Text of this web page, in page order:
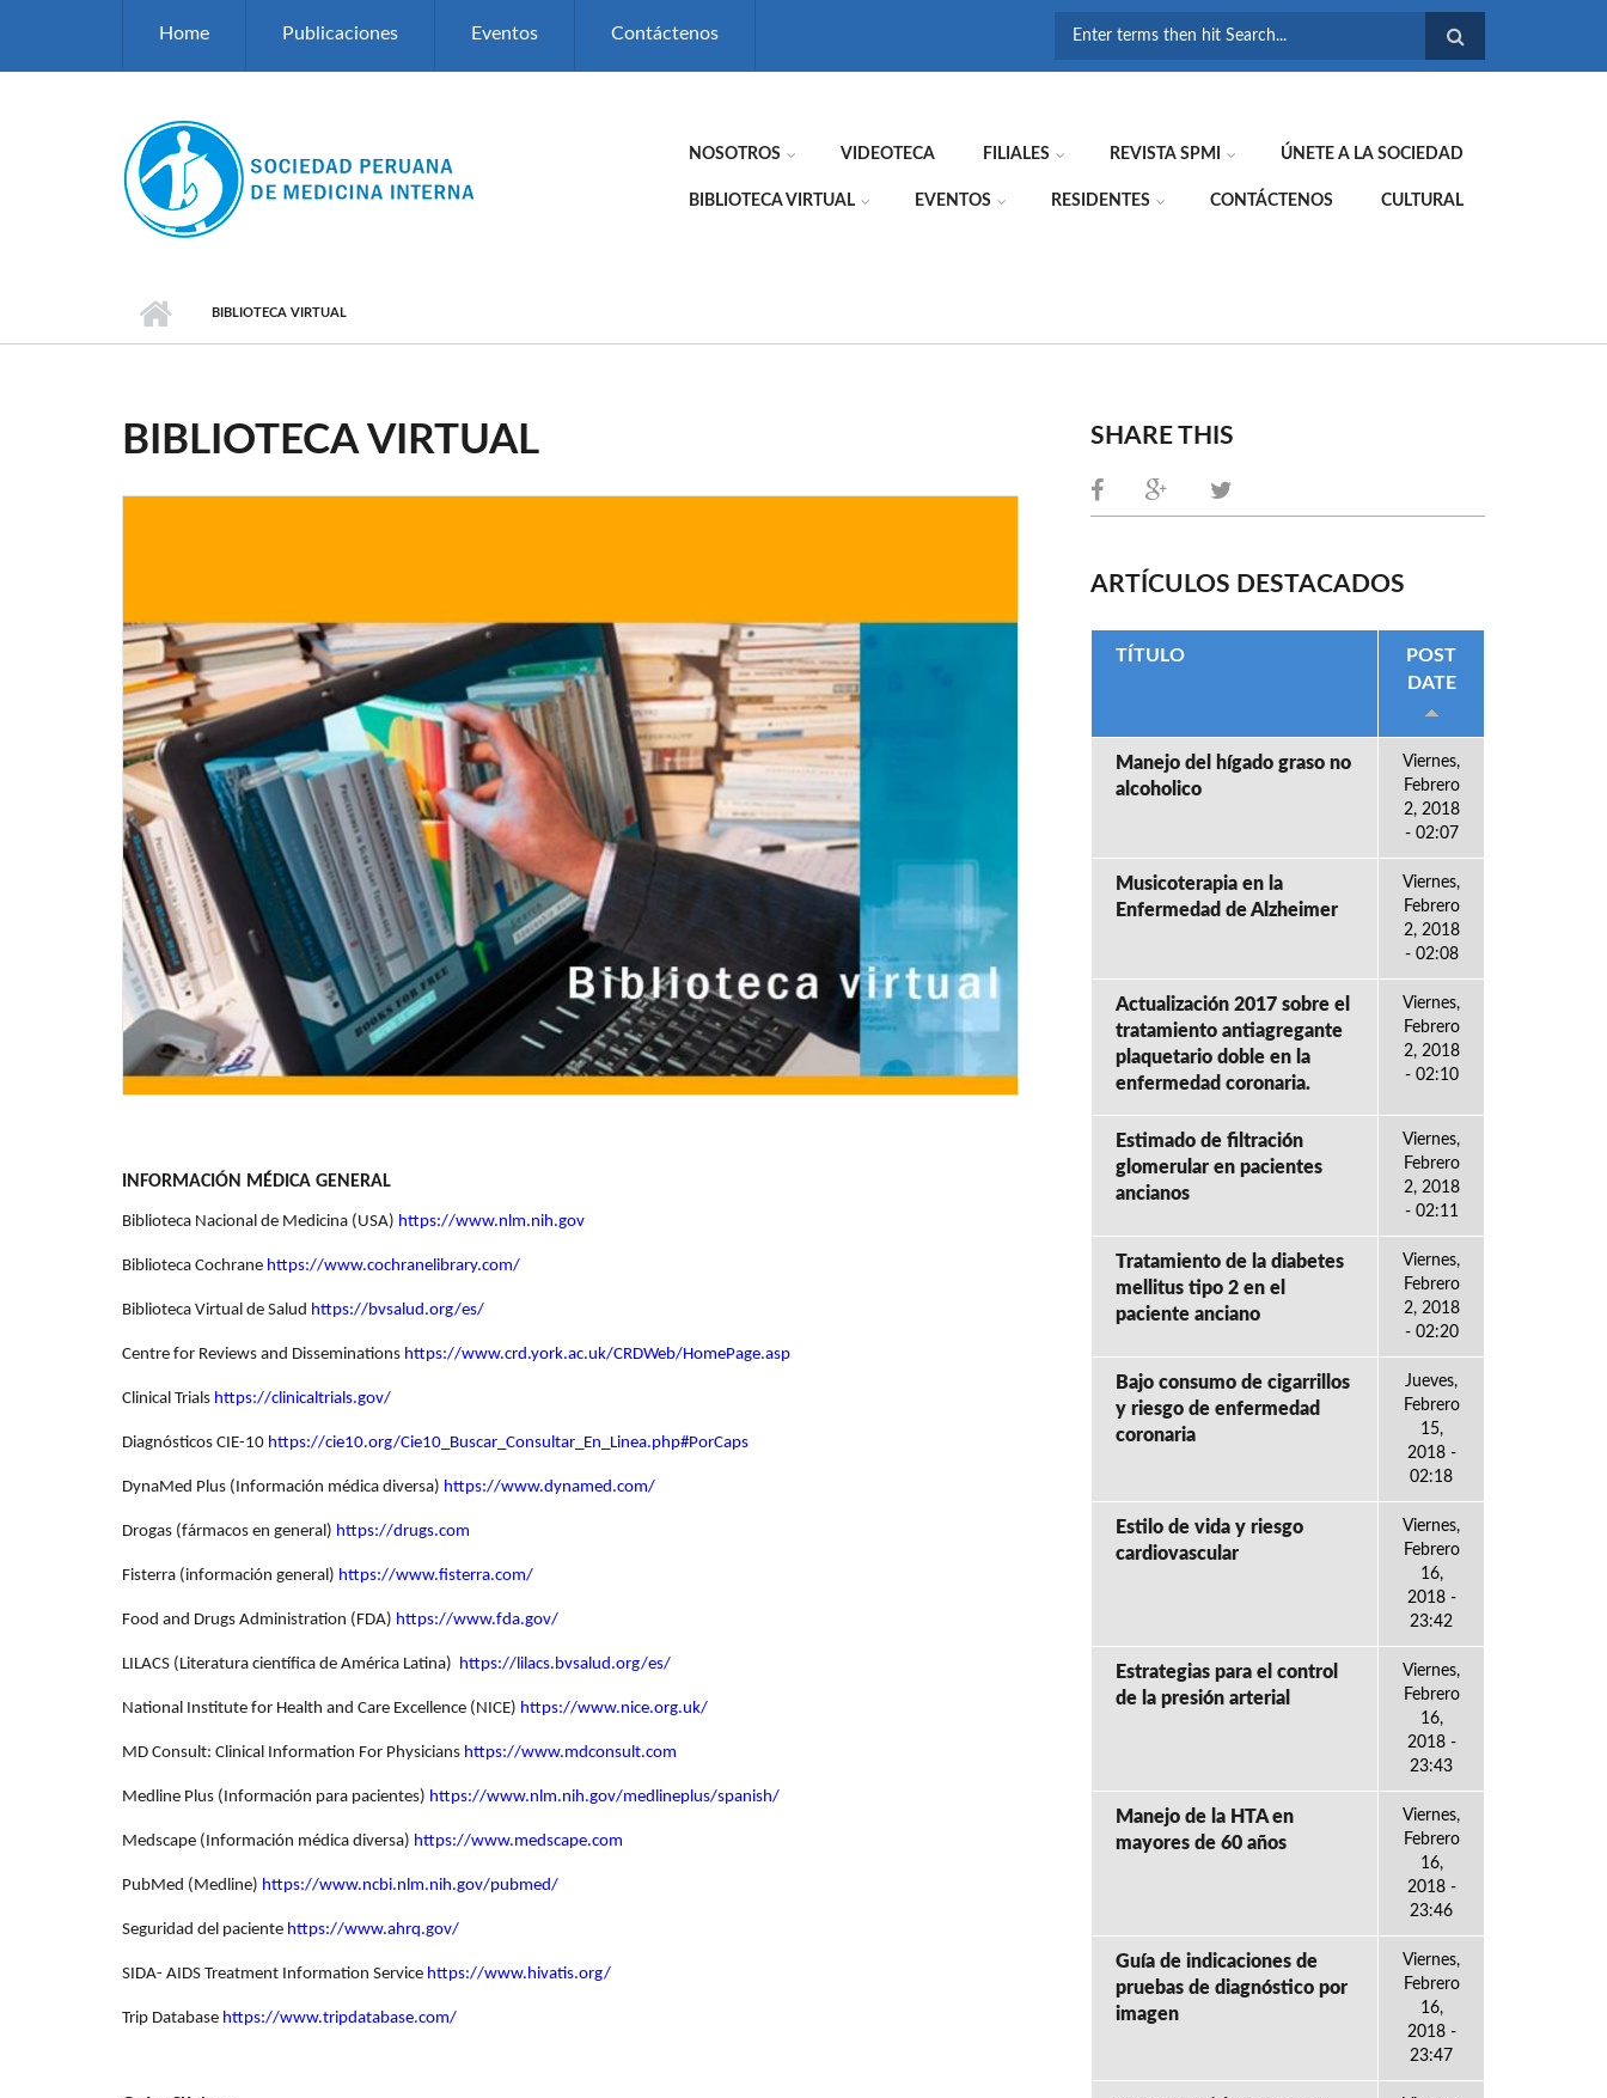
Home Publicaciones Eventos Contáctenos
NOSOTROS VIDEOTECA FILIALES REVISTA SPMI ÚNETE A LA SOCIEDAD
BIBLIOTECA VIRTUAL EVENTOS RESIDENTES CONTÁCTENOS CULTURAL
BIBLIOTECA VIRTUAL
BIBLIOTECA VIRTUAL
INFORMACIÓN MÉDICA GENERAL
Biblioteca Nacional de Medicina (USA) https://www.nlm.nih.gov
Biblioteca Cochrane https://www.cochranelibrary.com/
Biblioteca Virtual de Salud https://bvsalud.org/es/
Centre for Reviews and Disseminations https://www.crd.york.ac.uk/CRDWeb/HomePage.asp
Clinical Trials https://clinicaltrials.gov/
Diagnósticos CIE-10 https://cie10.org/Cie10_Buscar_Consultar_En_Linea.php#PorCaps
DynaMed Plus (Información médica diversa) https://www.dynamed.com/
Drogas (fármacos en general) https://drugs.com
Fisterra (información general) https://www.fisterra.com/
Food and Drugs Administration (FDA) https://www.fda.gov/
LILACS (Literatura científica de América Latina) https://lilacs.bvsalud.org/es/
National Institute for Health and Care Excellence (NICE) https://www.nice.org.uk/
MD Consult: Clinical Information For Physicians https://www.mdconsult.com
Medline Plus (Información para pacientes) https://www.nlm.nih.gov/medlineplus/spanish/
Medscape (Información médica diversa) https://www.medscape.com
PubMed (Medline) https://www.ncbi.nlm.nih.gov/pubmed/
Seguridad del paciente https://www.ahrq.gov/
SIDA- AIDS Treatment Information Service https://www.hivatis.org/
Trip Database https://www.tripdatabase.com/
SHARE THIS
ARTÍCULOS DESTACADOS
TÍTULO
POST
DATE
Manejo del hígado graso no
alcoholico
Viernes,
Febrero
2, 2018
- 02:07
Musicoterapia en la
Enfermedad de Alzheimer
Viernes,
Febrero
2, 2018
- 02:08
Actualización 2017 sobre el
tratamiento antiagregante
plaquetario doble en la
enfermedad coronaria.
Viernes,
Febrero
2, 2018
- 02:10
Estimado de filtración
glomerular en pacientes
ancianos
Viernes,
Febrero
2, 2018
- 02:11
Tratamiento de la diabetes
mellitus tipo 2 en el
paciente anciano
Viernes,
Febrero
2, 2018
- 02:20
Bajo consumo de cigarrillos
y riesgo de enfermedad
coronaria
Jueves,
Febrero
15,
2018 -
02:18
Estilo de vida y riesgo
cardiovascular
Viernes,
Febrero
16,
2018 -
23:42
Estrategias para el control
de la presión arterial
Viernes,
Febrero
16,
2018 -
23:43
Manejo de la HTA en
mayores de 60 años
Viernes,
Febrero
16,
2018 -
23:46
Guía de indicaciones de
pruebas de diagnóstico por
imagen
Viernes,
Febrero
16,
2018 -
23:47